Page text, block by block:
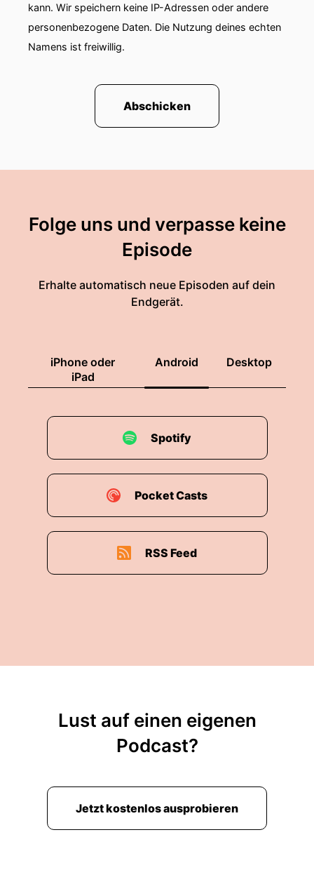
kann. Wir speichern keine IP-Adressen oder andere
personenbezogene Daten. Die Nutzung deines echten
Namens ist freiwillig.
Abschicken
Folge uns und verpasse keine
Episode
Erhalte automatisch neue Episoden auf dein
Endgerät.
iPhone oder
iPad
Android Desktop
Spotify
Pocket Casts
RSS Feed
Lust auf einen eigenen
Podcast?
Jetzt kostenlos ausprobieren